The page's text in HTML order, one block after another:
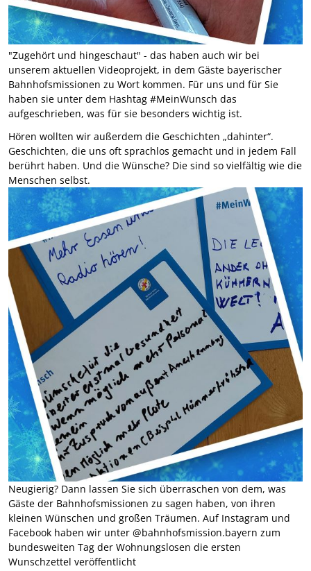
"Zugehört und hingeschaut" - das haben auch wir bei
unserem aktuellen Videoprojekt, in dem Gäste bayerischer
Bahnhofsmissionen zu Wort kommen. Für uns und für Sie
haben sie unter dem Hashtag #MeinWunsch das
aufgeschrieben, was für sie besonders wichtig ist.
Hören wollten wir außerdem die Geschichten „dahinter“.
Geschichten, die uns oft sprachlos gemacht und in jedem Fall
berührt haben. Und die Wünsche? Die sind so vielfältig wie die
Menschen selbst.
Neugierig? Dann lassen Sie sich überraschen von dem, was
Gäste der Bahnhofsmissionen zu sagen haben, von ihren
kleinen Wünschen und großen Träumen. Auf Instagram und
Facebook haben wir unter @bahnhofsmission.bayern zum
bundesweiten Tag der Wohnungslosen die ersten
Wunschzettel veröffentlicht